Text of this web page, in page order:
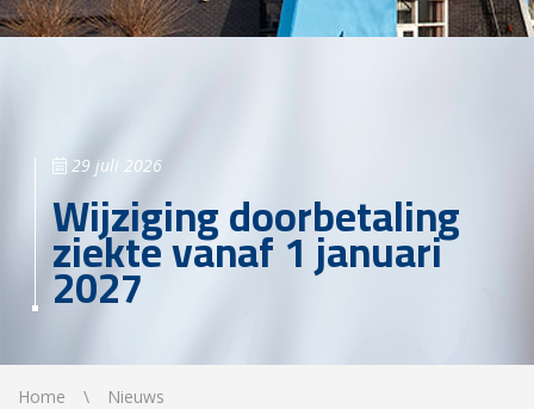
29 juli 2026
Wijziging doorbetaling
ziekte vanaf 1 januari
2027
Home Nieuws